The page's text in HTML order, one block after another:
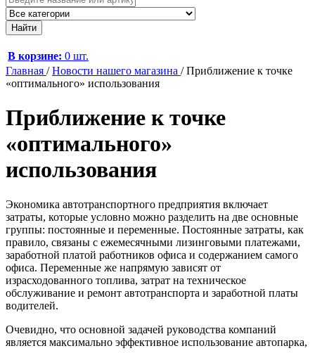
В корзине: 0 шт.
Главная /Новости нашего магазина /Приближение к точке
«оптимального» использования
Приближение к точке
«оптимального»
использования
Экономика автотранспортного предприятия включает
затраты, которые условно можно разделить на две основные
группы: постоянные и переменные. Постоянные затраты, как
правило, связаны с ежемесячными лизинговыми платежами,
заработной платой работников офиса и содержанием самого
офиса. Переменные же напрямую зависят от
израсходованного топлива, затрат на техническое
обслуживание и ремонт автотранспорта и заработной платы
водителей.
Очевидно, что основной задачей руководства компаний
является максимально эффективное использование автопарка,